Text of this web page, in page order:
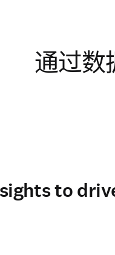
通过数
to